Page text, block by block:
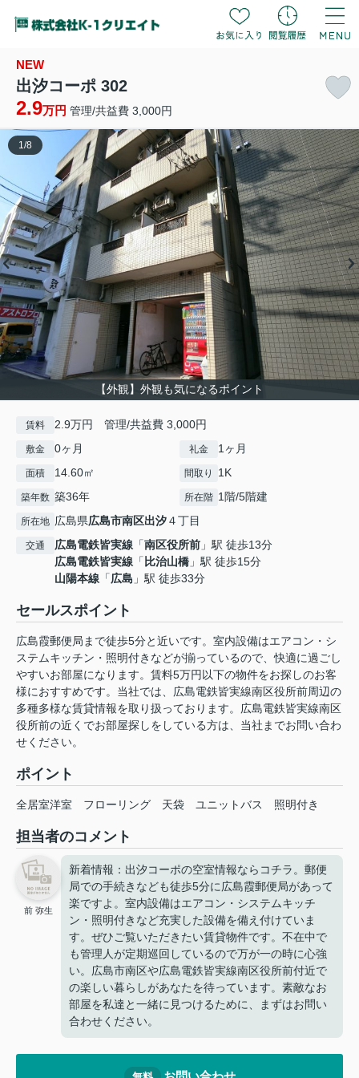
NEW
出汐コーポ 302
2.9万円 管理/共益費 3,000円
【外観】外観も気になるポイント
1 /8
賃料 2.9万円 管理/共益費 3,000円
敷金 0ヶ月 礼金 1ヶ月
面積 14.60㎡ 間取り 1K
築年数 築36年 所在階 1階/5階建
所在地 広島県広島市南区出汐４丁目
交通 広島電鉄皆実線 「南区役所前 」駅 徒歩13分
広島電鉄皆実線 「 比治山橋 」駅 徒歩15分
山陽本線 「広島 」駅 徒歩33分
セールスポイント
広島霞郵便局まで徒歩5分と近いです。室内設備はエアコン・シ
ステムキッチン・照明付きなどが揃っているので、快適に過ごし
やすいお部屋になります。賃料5万円以下の物件をお探しのお客
様におすすめです。当社では、広島電鉄皆実線南区役所前周辺の
多種多様な賃貸情報を取り扱っております。広島電鉄皆実線南区
役所前の近くでお部屋探しをしている方は、当社までお問い合わ
せください。
ポイント
全居室洋室 フローリング 天袋 ユニットバス 照明付き
担当者のコメント
前 弥生
新着情報：出汐コーポの空室情報ならコチラ。郵便
局での手続きなども徒歩5分に広島霞郵便局があって
楽ですよ。室内設備はエアコン・システムキッチ
ン・照明付きなど充実した設備を備え付けていま
す。ぜひご覧いただきたい賃貸物件です。不在中で
も管理人が定期巡回しているので万が一の時に心強
い。広島市南区や広島電鉄皆実線南区役所前付近で
の楽しい暮らしがあなたを待っています。素敵なお
部屋を私達と一緒に見つけるために、まずはお問い
合わせください。